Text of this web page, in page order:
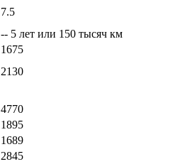
7.5
-- 5 лет или 150 тысяч км
1675
2130
4770
1895
1689
2845